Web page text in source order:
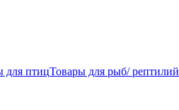
для птицТовары для рыб/ рептилий